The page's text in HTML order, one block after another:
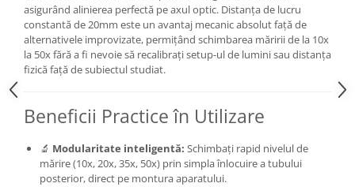
Cam
Huse Protectie / Ploaie camere
video
Accesorii diverse pt camere video
Camere Video Cinematice
Drone
Slider
Camere Video Compacte
asigurând alinierea perfectă pe axul optic. Distanța de lucru
constantă de 20mm este un avantaj mecanic absolut față de
alternativele improvizate, permițând schimbarea măririi de la 10x
la 50x fără a fi nevoie să recalibrați setup-ul de lumini sau distanța
fizică față de subiectul studiat.
Beneficii Practice în Utilizare
🔬 Modularitate inteligentă: Schimbați rapid nivelul de
mărire (10x, 20x, 35x, 50x) prin simpla înlocuire a tubului
posterior, direct pe montura aparatului.